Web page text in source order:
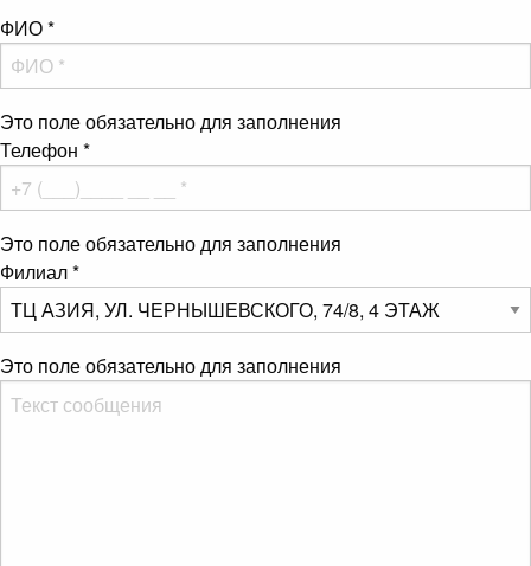
ФИО*
Это поле обязательно для заполнения
Телефон *
Это поле обязательно для заполнения
Филиал*
Это поле обязательно для заполнения